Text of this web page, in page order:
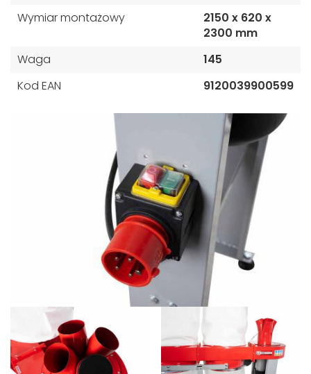
Wymiar montażowy
2150 x 620 x
2300 mm
Waga
145
Kod EAN
9120039900599